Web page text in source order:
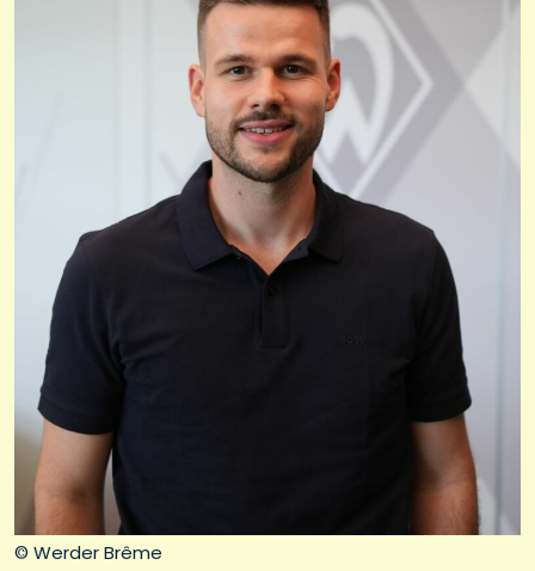
© Werder Brême